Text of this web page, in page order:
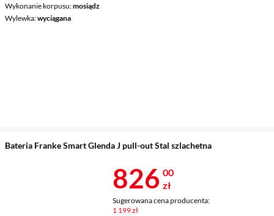
Wykonanie korpusu mosiądz
Wylewka wyciągana
Bateria Franke Smart Glenda J pull-out Stal szlachetna
Cena 826 zł
826 00
zł
Sugerowana cena producenta:
1 199 zł